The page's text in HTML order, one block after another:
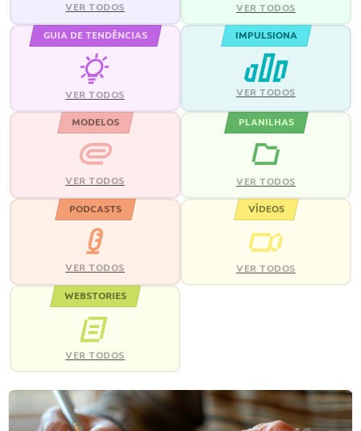
VER TODOS VER TODOS
GUIA DE TENDÊNCIAS
VER TODOS
IMPULSIONA
VER TODOS
MODELOS
VER TODOS
PLANILHAS
VER TODOS
PODCASTS
VER TODOS
VÍDEOS
VER TODOS
WEBSTORIES
VER TODOS